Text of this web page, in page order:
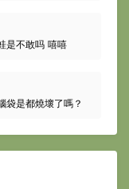
是不敢吗 嘻嘻
袋是都燒壞了嗎？